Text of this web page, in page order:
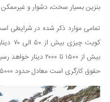
بنزین بسیار سخت، دشوار و
تمامی موارد ذکر شده در شرایطی
بیش از ۱۵۰۰ تا
حقوق کارگری است معادل حدود ۵۰۰۰ الی ۶۰۰۰ دلار آمریکا است.